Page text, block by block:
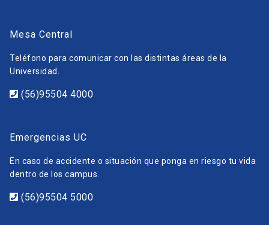
Mesa Central
Teléfono para comunicar con las distintas áreas de la
Universidad.
(56)95504 4000
Emergencias UC
En caso de accidente o situación que ponga en riesgo tu vida
dentro de los campus.
(56)95504 5000